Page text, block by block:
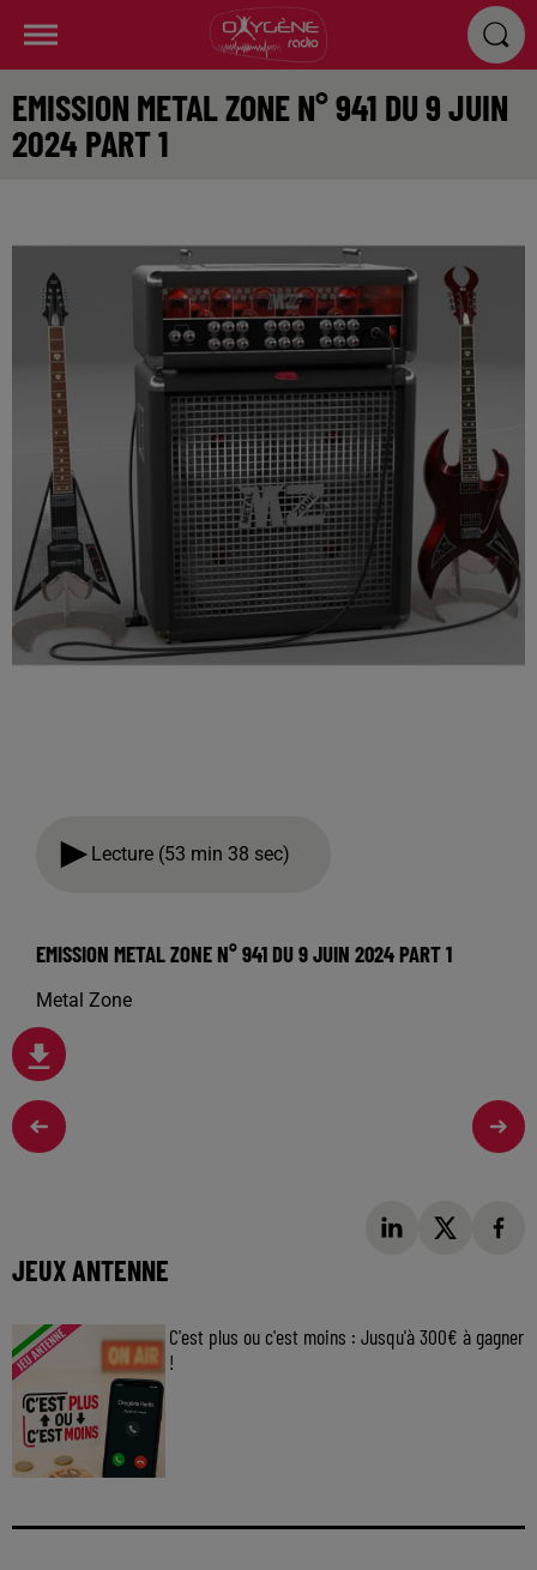
EMISSION METAL ZONE N° 941 DU 9 JUIN
2024 PART 1
Lecture (53 min 38 sec)
EMISSION METAL ZONE N° 941 DU 9 JUIN 2024 PART 1
Metal Zone
JEUX ANTENNE
C'est plus ou c'est moins : Jusqu'à 300€ à gagner
!